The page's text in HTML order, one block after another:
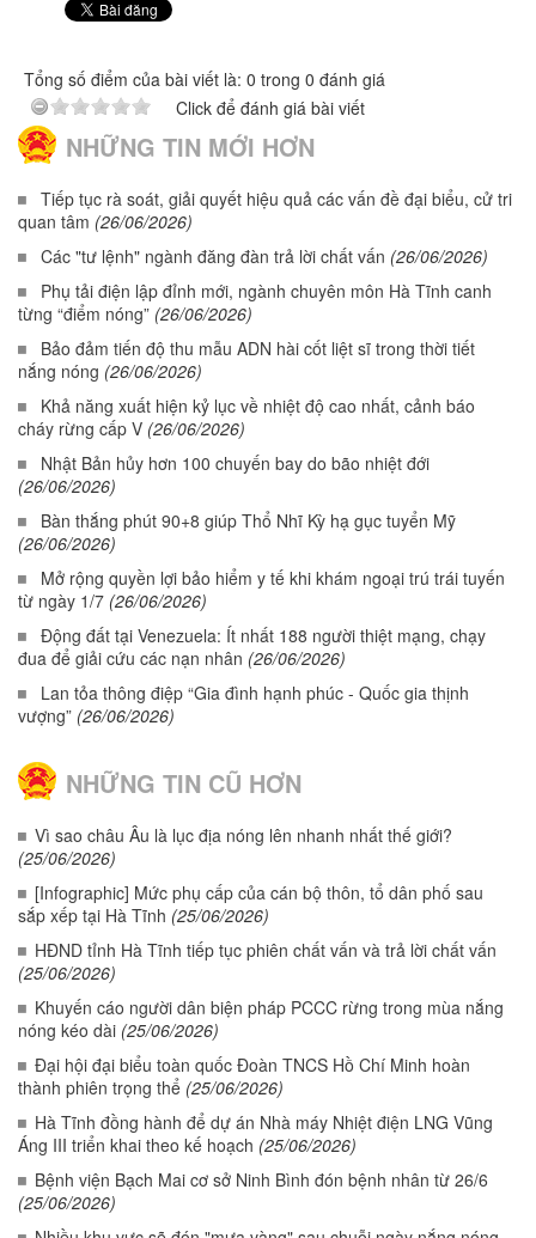
Tổng số điểm của bài viết là: 0 trong 0 đánh giá
Click để đánh giá bài viết
NHỮNG TIN MỚI HƠN
Tiếp tục rà soát, giải quyết hiệu quả các vấn đề đại biểu, cử tri
quan tâm (26/06/2026)
Các "tư lệnh" ngành đăng đàn trả lời chất vấn (26/06/2026)
Phụ tải điện lập đỉnh mới, ngành chuyên môn Hà Tĩnh canh
từng “điểm nóng” (26/06/2026)
Bảo đảm tiến độ thu mẫu ADN hài cốt liệt sĩ trong thời tiết
nắng nóng (26/06/2026)
Khả năng xuất hiện kỷ lục về nhiệt độ cao nhất, cảnh báo
cháy rừng cấp V (26/06/2026)
Nhật Bản hủy hơn 100 chuyến bay do bão nhiệt đới
(26/06/2026)
Bàn thắng phút 90+8 giúp Thổ Nhĩ Kỳ hạ gục tuyển Mỹ
(26/06/2026)
Mở rộng quyền lợi bảo hiểm y tế khi khám ngoại trú trái tuyến
từ ngày 1/7 (26/06/2026)
Động đất tại Venezuela: Ít nhất 188 người thiệt mạng, chạy
đua để giải cứu các nạn nhân (26/06/2026)
Lan tỏa thông điệp “Gia đình hạnh phúc - Quốc gia thịnh
vượng” (26/06/2026)
NHỮNG TIN CŨ HƠN
Vì sao châu Âu là lục địa nóng lên nhanh nhất thế giới?
(25/06/2026)
[Infographic] Mức phụ cấp của cán bộ thôn, tổ dân phố sau
sắp xếp tại Hà Tĩnh (25/06/2026)
HĐND tỉnh Hà Tĩnh tiếp tục phiên chất vấn và trả lời chất vấn
(25/06/2026)
Khuyến cáo người dân biện pháp PCCC rừng trong mùa nắng
nóng kéo dài (25/06/2026)
Đại hội đại biểu toàn quốc Đoàn TNCS Hồ Chí Minh hoàn
thành phiên trọng thể (25/06/2026)
Hà Tĩnh đồng hành để dự án Nhà máy Nhiệt điện LNG Vũng
Áng III triển khai theo kế hoạch (25/06/2026)
Bệnh viện Bạch Mai cơ sở Ninh Bình đón bệnh nhân từ 26/6
(25/06/2026)